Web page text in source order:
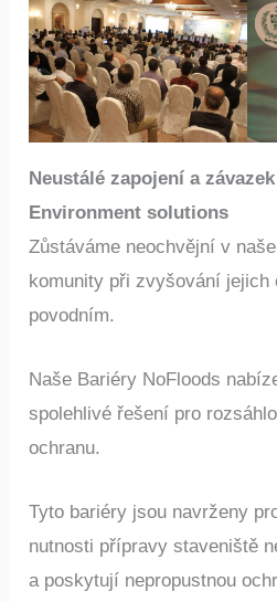
Neustálé zapojení a
Environment solutions
Zůstáváme neochvějní v
komunity při zvyšování jejich
povodním.
Naše Bariéry NoFloods
spolehlivé řešení pro
ochranu.
Tyto bariéry jsou navrženy
nutnosti přípravy staveniště
a poskytují nepropustnou